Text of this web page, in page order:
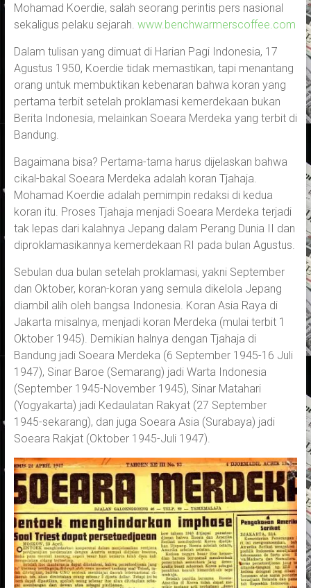
Mohamad Koerdie, salah seorang perintis pers nasional
sekaligus pelaku sejarah. www.benchwarmerscoffee.com
Dalam tulisan yang dimuat di Harian Pagi Indonesia, 17
Agustus 1950, Koerdie tidak memastikan, tapi menantang
orang untuk membuktikan kebenaran bahwa koran yang
pertama terbit setelah proklamasi kemerdekaan bukan
Berita Indonesia, melainkan Soeara Merdeka yang terbit di
Bandung.
Bagaimana bisa? Pertama-tama harus dijelaskan bahwa
cikal-bakal Soeara Merdeka adalah koran Tjahaja.
Mohamad Koerdie adalah pemimpin redaksi di kedua
koran itu. Proses Tjahaja menjadi Soeara Merdeka terjadi
tak lepas dari kalahnya Jepang dalam Perang Dunia II dan
diproklamasikannya kemerdekaan RI pada bulan Agustus.
Sebulan dua bulan setelah proklamasi, yakni September
dan Oktober, koran-koran yang semula dikelola Jepang
diambil alih oleh bangsa Indonesia. Koran Asia Raya di
Jakarta misalnya, menjadi koran Merdeka (mulai terbit 1
Oktober 1945). Demikian halnya dengan Tjahaja di
Bandung jadi Soeara Merdeka (6 September 1945-16 Juli
1947), Sinar Baroe (Semarang) jadi Warta Indonesia
(September 1945-November 1945), Sinar Matahari
(Yogyakarta) jadi Kedaulatan Rakyat (27 September
1945-sekarang), dan juga Soeara Asia (Surabaya) jadi
Soeara Rakjat (Oktober 1945-Juli 1947).